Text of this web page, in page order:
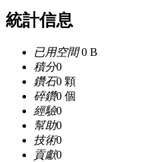
統計信息
已用空間0 B
積分0
鑽石0 顆
碎鑽0 個
經驗0
幫助0
技術0
貢獻0